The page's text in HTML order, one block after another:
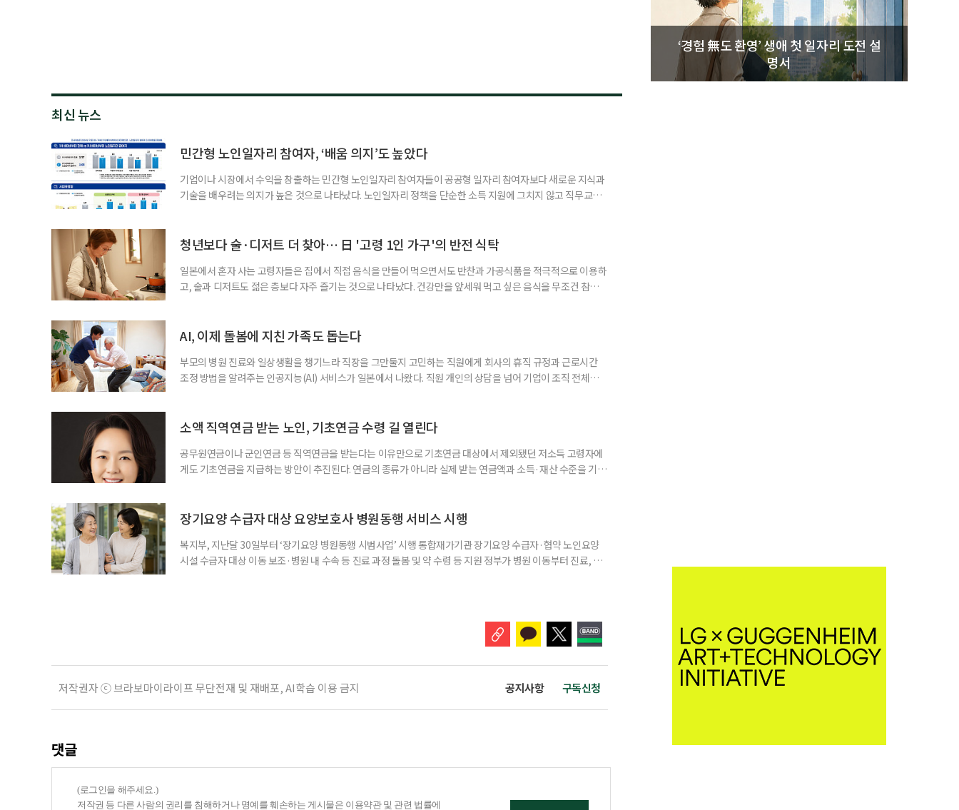
최신 뉴스
민간형 노인일자리 참여자, ‘배움 의지’도 높았다
기업이나 시장에서 수익을 창출하는 민간형 노인일자리 참여자들이 공공형 일자리 참여자보다 새로운 지식과
기술을 배우려는 의지가 높은 것으로 나타났다. 노인일자리 정책을 단순한 소득 지원에 그치지 않고 직무교육
비부머 세대 가운데 노인일자리 참여자들의 교육학습동기를 성별과 연령, 거주지역, 소득, 가구형태, 일자리 유
청년보다 술·디저트 더 찾아… 日 '고령 1인 가구'의 반전 식탁
일본에서 혼자 사는 고령자들은 집에서 직접 음식을 만들어 먹으면서도 반찬과 가공식품을 적극적으로 이용하
고, 술과 디저트도 젊은 층보다 자주 즐기는 것으로 나타났다. 건강만을 앞세워 먹고 싶은 음식을 무조건 참기보
접 만든 음식이나 남은 음식이 차지하는 비중은 51%였다. 반찬과 냉동·즉석식품, 통조림 등 외부에서 조
AI, 이제 돌봄에 지친 가족도 돕는다
부모의 병원 진료와 일상생활을 챙기느라 직장을 그만둘지 고민하는 직원에게 회사의 휴직 규정과 근로시간
조정 방법을 알려주는 인공지능(AI) 서비스가 일본에서 나왔다. 직원 개인의 상담을 넘어 기업이 조직 전체의
다. 이 서비스를 사용하면 직원은 이름을 밝히지 않고 하루 24시간 AI와 상담할 수 있으며, 인
소액 직역연금 받는 노인, 기초연금 수령 길 열린다
공무원연금이나 군인연금 등 직역연금을 받는다는 이유만으로 기초연금 대상에서 제외됐던 저소득 고령자에
게도 기초연금을 지급하는 방안이 추진된다. 연금의 종류가 아니라 실제 받는 연금액과 소득·재산 수준을 기준
다. 최근 기초연금 구조 개편 논의가 이어지는 가운데, 정부도 그동안 소득·재산이 적어도 직역연금을 받는다
장기요양 수급자 대상 요양보호사 병원동행 서비스 시행
복지부, 지난달 30일부터 ‘장기요양 병원동행 시범사업’ 시행 통합재가기관 장기요양 수급자·협약 노인요양
시설 수급자 대상 이동 보조·병원 내 수속 등 진료 과정 돌봄 및 약 수령 등 지원 정부가 병원 이동부터 진료, 약
저작권자 ⓒ 브라보마이라이프 무단전재 및 재배포, AI학습 이용 금지 공지사항 구독신청
댓글
‘경험 無도 환영’ 생애 첫 일자리 도전 설
명서